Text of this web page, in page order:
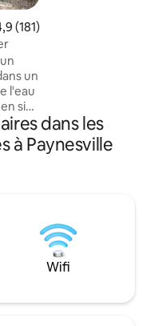
moyenne sur la
(181)
un
l'eau
size
est
de
et
dans les
à Paynesville
Wifi